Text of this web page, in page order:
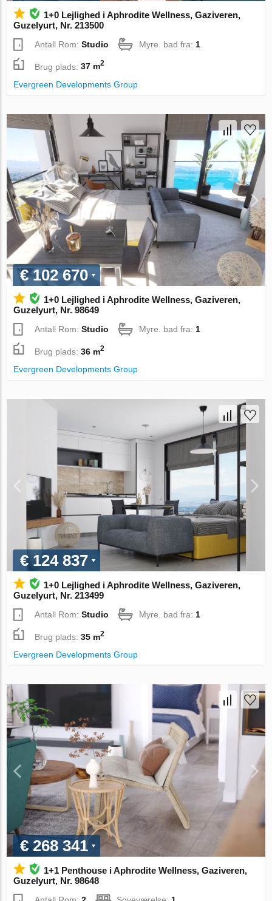
1+0 Lejlighed i Aphrodite Wellness, Gaziveren,
Guzelyurt, Nr. 213500
Antall Rom:Studio Myre. bad fra: 1
Brug plads:37 m2
Evergreen Developments Group
€ 102 670
1+0 Lejlighed i Aphrodite Wellness, Gaziveren,
Guzelyurt, Nr. 98649
Antall Rom:Studio Myre. bad fra:1
Brug plads:36 m2
Evergreen Developments Group
€ 124 837
1+0 Lejlighed i Aphrodite Wellness, Gaziveren,
Guzelyurt, Nr. 213499
Antall Rom:Studio Myre. bad fra: 1
Brug plads:35 m2
Evergreen Developments Group
€ 268 341
1+1 Penthouse i Aphrodite Wellness, Gaziveren,
Guzelyurt, Nr. 98648